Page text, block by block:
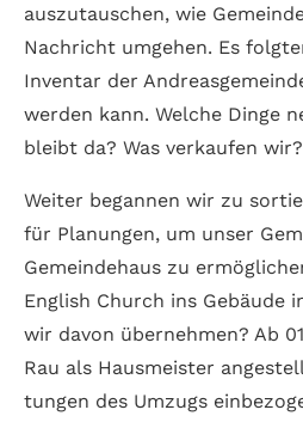
auszutauschen, wie
Nach­richt umgehen. Es
Inventar der
werden kann. Welche Dinge
bleibt da? Was verkaufen wir?
Weiter begannen wir zu
für Planungen, um unser
Gemeinde­haus zu
English Church ins Gebäude
wir davon über­nehmen? Ab
Rau als Haus­meister
tungen des Umzugs